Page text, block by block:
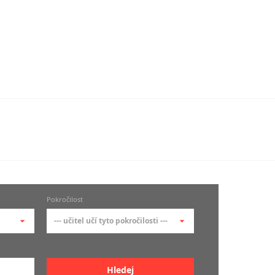
Pokročilost
--- učitel učí tyto pokročilosti ---
-